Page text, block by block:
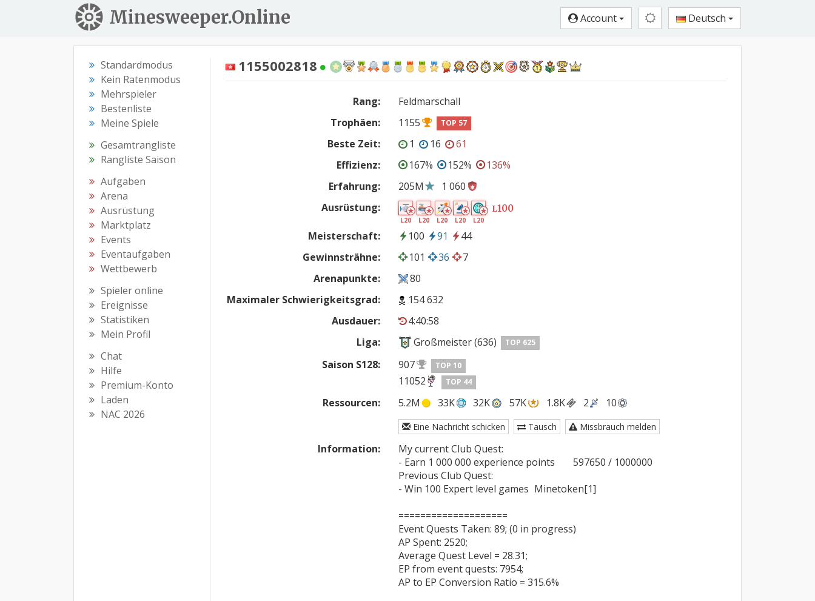
Minesweeper.Online Account Deutsch
Standardmodus
Kein Ratenmodus
Mehrspieler
Bestenliste
Meine Spiele
Gesamtrangliste
Rangliste Saison
Aufgaben
Arena
Ausrüstung
Marktplatz
Events
Eventaufgaben
Wettbewerb
Spieler online
Ereignisse
Statistiken
Mein Profil
Chat
Hilfe
Premium-Konto
Laden
NAC 2026
1155002818
Rang:
Feldmarschall
Trophäen:
1155 TOP 57
Beste Zeit: 1 16
61
Effizienz:
167% 152%
136%
Erfahrung:
205M
1 060
Ausrüstung:
L20 L20 L20 L20 L20
L100
Meisterschaft: 100 91
44
Gewinnsträhne:
101 36
7
Arenapunkte:
80
Maximaler Schwierigkeitsgrad:
154 632
Ausdauer:
4:40:58
Liga:
Großmeister (636) TOP 625
Saison S128: 907 TOP 10
11052 TOP 44
Ressourcen: 5.2M 33K 32K 57K 1.8K 2 10
Eine Nachricht schicken Tausch Missbrauch melden
Information:
My current Club Quest:
- Earn 1 000 000 experience points	597650 / 1000000
Previous Club Quest:
- Win 100 Expert level games	Minetoken[1]
====================
Event Quests Taken: 89; (0 in progress)
AP Spent: 2520;
Average Quest Level = 28.31;
EP from event quests: 7954;
AP to EP Conversion Ratio = 315.6%